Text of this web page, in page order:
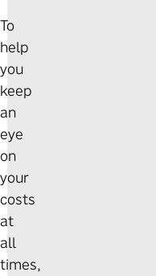
To
help
you
keep
an
eye
on
your
costs
at
all
times,